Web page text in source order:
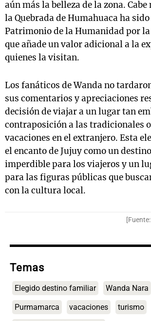
aún más la belleza de la zona.
la Quebrada de Humahuaca ha
Patrimonio de la Humanidad por la
que añade un valor adicional a la
quienes la visitan.
Los fanáticos de Wanda no
sus comentarios y apreciaciones
decisión de viajar a un lugar tan
contraposición a las tradicionales
vacaciones en el extranjero. Esta
el encanto de Jujuy como un
imperdible para los viajeros y un
para las figuras públicas que
con la cultura local.
Temas
Elegido destino familiar Wanda Nara
Purmamarca vacaciones turismo